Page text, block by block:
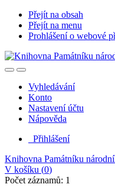
Přejít na obsah
Přejít na menu
Prohlášení o webové
Vyhledávání
Konto
Nastavení účtu
Nápověda
Přihlášení
Knihovna Památníku
V košíku (0)
Počet záznamů: 1